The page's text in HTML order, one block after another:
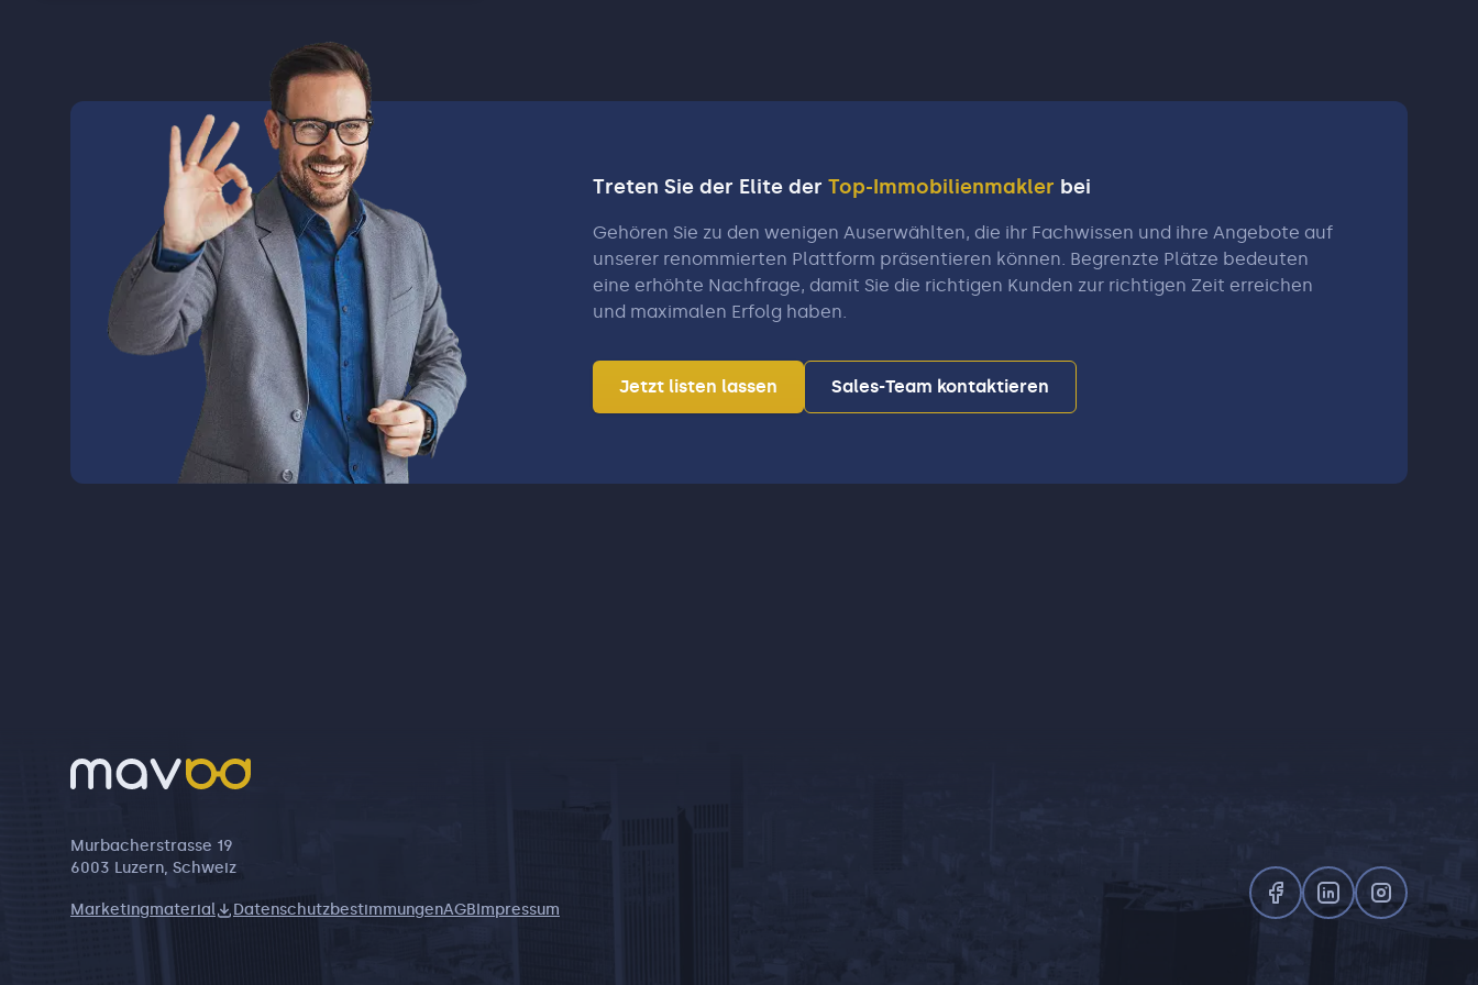
Treten Sie der Elite der Top-Immobilienmakler bei
Gehören Sie zu den wenigen Auserwählten, die ihr Fachwissen und ihre Angebote auf
unserer renommierten Plattform präsentieren können. Begrenzte Plätze bedeuten
eine erhöhte Nachfrage, damit Sie die richtigen Kunden zur richtigen Zeit erreichen
und maximalen Erfolg haben.
Jetzt listen lassen Sales-Team kontaktieren
Murbacherstrasse 19
6003 Luzern, Schweiz
Marketingmaterial DatenschutzbestimmungenAGBImpressum